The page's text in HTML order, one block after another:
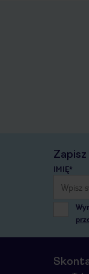
IMIĘ*